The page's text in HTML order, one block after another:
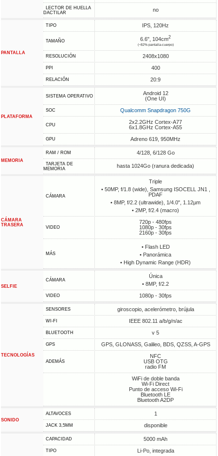
LECTOR DE HUELLA
DACTILAR
no
PANTALLA
TIPO IPS, 120Hz
TAMAÑO 6.6", 104cm2
(~82% pantalla-cuerpo)
RESOLUCIÓN 2408x1080
PPI 400
RELACIÓN 20:9
PLATAFORMA
SISTEMA OPERATIVO
Android 12
(One UI)
SOC Qualcomm Snapdragon 750G
CPU
2x2.2GHz Cortex-A77
6x1.8GHz Cortex-A55
GPU Adreno 619, 950MHz
MEMORIA
RAM / ROM 4/128, 6/128 Go
TARJETA DE
MEMORIA
hasta 1024Go (ranura dedicada)
CÁMARA
TRASERA
CÁMARA
Triple
• 50MP, f/1.8 (wide), Samsung ISOCELL JN1 ,
PDAF
• 8MP, f/2.2 (ultrawide), 1/4.0", 1.12µm
• 2MP, f/2.4 (macro)
VIDEO
720p - 480fps
1080p - 30fps
2160p - 30fps
MÁS
• Flash LED
• Panorámica
• High Dynamic Range (HDR)
SELFIE
CÁMARA
Única
• 8MP, f/2.2
VIDEO 1080p - 30fps
TECNOLOGÍAS
SENSORES giroscopio, acelerómetro, brújula
WI-FI IEEE 802.11 a/b/g/n/ac
BLUETOOTH v 5
GPS GPS, GLONASS, Galileo, BDS, QZSS, A-GPS
ADEMÁS
NFC
USB OTG
radio FM
WiFi de doble banda
Wi-Fi Direct
Punto de acceso Wi-Fi
Bluetooth LE
Bluetooth A2DP
SONIDO
ALTAVOCES 1
JACK 3,5MM disponible
CAPACIDAD 5000 mAh
TIPO Li-Po, integrada